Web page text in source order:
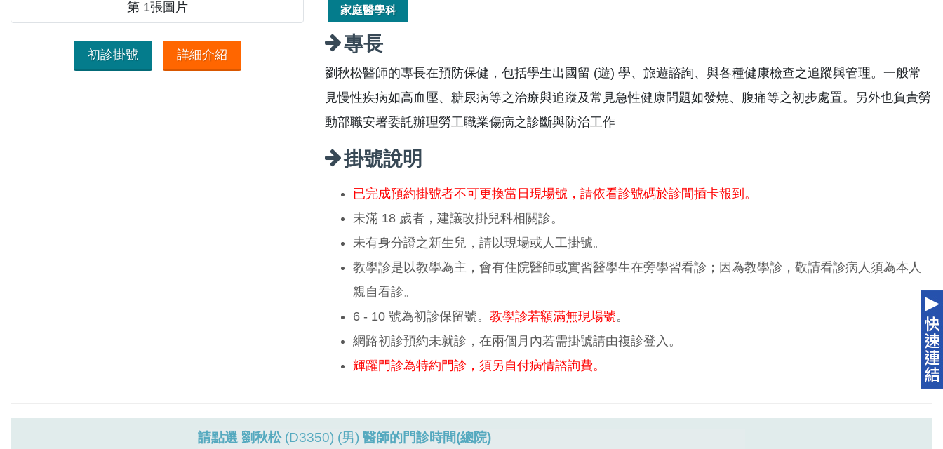
初診掛號 詳細介紹
家庭醫學科
專長
劉秋松醫師的專長在預防保健，包括學生出國留 (遊) 學、旅遊諮詢、與各種健康檢查之追蹤與管理。一般常
見慢性疾病如高血壓、糖尿病等之治療與追蹤及常見急性健康問題如發燒、腹痛等之初步處置。另外也負責勞
動部職安署委託辦理勞工職業傷病之診斷與防治工作
掛號說明
已完成預約掛號者不可更換當日現場號，請依看診號碼於診間插卡報到。
未滿 18 歲者，建議改掛兒科相關診。
未有身分證之新生兒，請以現場或人工掛號。
教學診是以教學為主，會有住院醫師或實習醫學生在旁學習看診；因為教學診，敬請看診病人須為本人
親自看診。
6 - 10 號為初診保留號。 教學診若額滿無現場號。
網路初診預約未就診，在兩個月內若需掛號請由複診登入。
輝躍門診為特約門診，須另自付病情諮詢費。